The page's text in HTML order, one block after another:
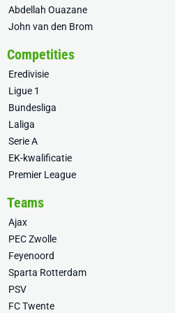
Abdellah Ouazane
John van den Brom
Competities
Eredivisie
Ligue 1
Bundesliga
Laliga
Serie A
EK-kwalificatie
Premier League
Teams
Ajax
PEC Zwolle
Feyenoord
Sparta Rotterdam
PSV
FC Twente